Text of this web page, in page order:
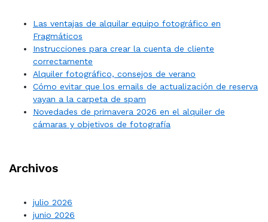
Las ventajas de alquilar equipo fotográfico en
Fragmáticos
Instrucciones para crear la cuenta de cliente
correctamente
Alquiler fotográfico, consejos de verano
Cómo evitar que los emails de actualización de reserva
vayan a la carpeta de spam
Novedades de primavera 2026 en el alquiler de
cámaras y objetivos de fotografía
Archivos
julio 2026
junio 2026